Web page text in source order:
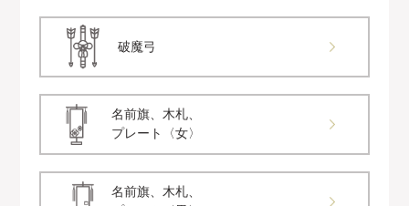
破魔弓
名前旗、木札、
プレート〈女〉
名前旗、木札、